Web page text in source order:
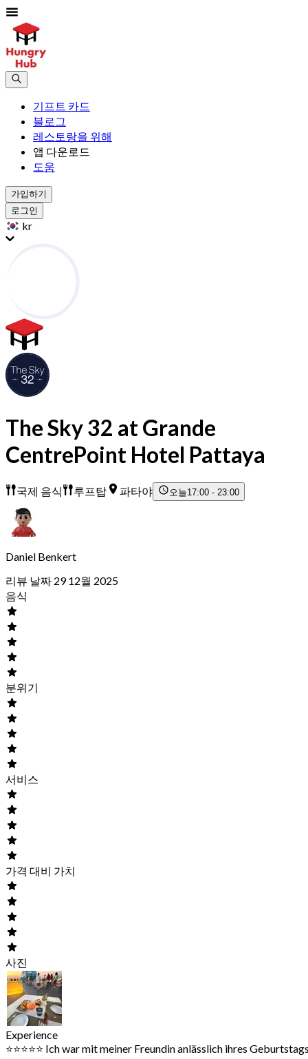
기프트 카드
블로그
레스토랑을 위해
앱 다운로드
도움
가입하기
로그인
kr
The Sky 32 at Grande
CentrePoint Hotel Pattaya
국제 음식 루프탑 파타야 오늘17:00 - 23:00
Daniel Benkert
리뷰 날짜 29 12월 2025
음식
분위기
서비스
가격 대비 가치
사진
Experience
⭐️⭐️⭐️⭐️⭐️ Ich war mit meiner Freundin anlässlich ihres